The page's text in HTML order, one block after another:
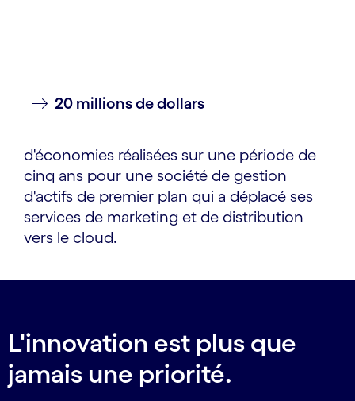
20 millions de dollars
d'économies réalisées sur une période de
cinq ans pour une société de gestion
d'actifs de premier plan qui a déplacé ses
services de marketing et de distribution
vers le cloud.
L'innovation est plus que
jamais une priorité.